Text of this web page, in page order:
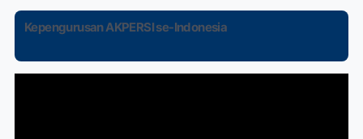
Kepengurusan AKPERSI se-Indonesia